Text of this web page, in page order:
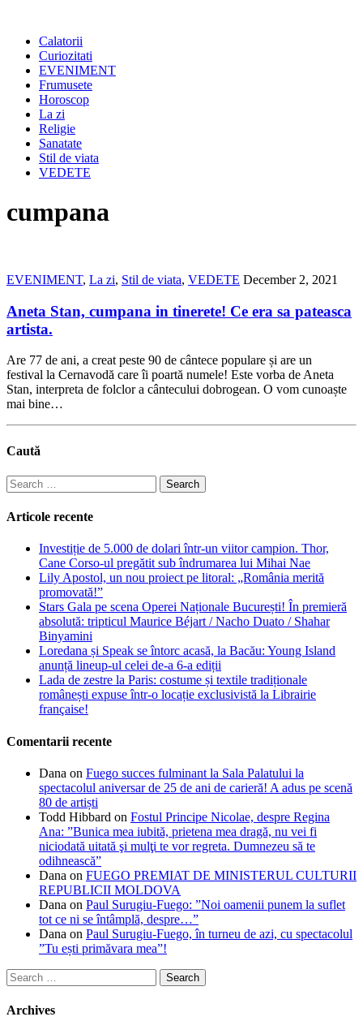
Calatorii
Curiozitati
EVENIMENT
Frumusete
Horoscop
La zi
Religie
Sanatate
Stil de viata
VEDETE
cumpana
EVENIMENT, La zi, Stil de viata, VEDETE December 2, 2021
Aneta Stan, cumpana in tinerete! Ce era sa pateasca
artista.
Are 77 de ani, a creat peste 90 de cântece populare și are un
festival la Cernavodă care îi poartă numele! Este vorba de Aneta
Stan, interpreta de folclor a cântecului dobrogean. O vom cunoaște
mai bine…
Caută
Search
for:
Articole recente
Investiție de 5.000 de dolari într-un viitor campion. Thor,
Cane Corso-ul pregătit sub îndrumarea lui Mihai Nae
Lily Apostol, un nou proiect pe litoral: „România merită
promovată!”
Stars Gala pe scena Operei Naționale București! În premieră
absolută: tripticul Maurice Béjart / Nacho Duato / Shahar
Binyamini
Loredana și Speak se întorc acasă, la Bacău: Young Island
anunță lineup-ul celei de-a 6-a ediții
Lada de zestre la Paris: costume și textile tradiționale
românești expuse într-o locație exclusivistă la Librairie
française!
Comentarii recente
Dana on Fuego succes fulminant la Sala Palatului la
spectacolul aniversar de 25 de ani de carieră! A adus pe scenă
80 de artiști
Todd Hibbard on Fostul Principe Nicolae, despre Regina
Ana: ”Bunica mea iubită, prietena mea dragă, nu vei fi
niciodată uitată şi mulţi te vor regreta. Dumnezeu să te
odihnească”
Dana on FUEGO PREMIAT DE MINISTERUL CULTURII
REPUBLICII MOLDOVA
Dana on Paul Surugiu-Fuego: ”Noi oamenii punem la suflet
tot ce ni se întâmplă, despre…”
Dana on Paul Surugiu-Fuego, în turneu de azi, cu spectacolul
”Tu ești primăvara mea”!
Search
for:
Archives